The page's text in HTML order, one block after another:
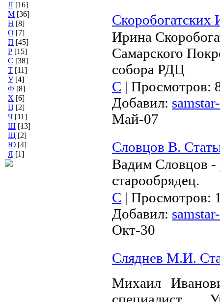
Л [16]
М [36]
Н [8]
О [7]
П [45]
Р [15]
С [38]
Т [11]
У [4]
Ф [8]
Х [6]
Ц [2]
Ч [11]
Ш [13]
Щ [2]
Ю [4]
Я [1]
Скоробогатских
Ирина
Самарского
собора РДЦ
С | Просмотров:
Добавил:
Май-07
Словцов В.
Вадим Словцов -
старообрядец.
С | Просмотров:
Добавил:
Окт-30
Сляднев М.И.
Михаил